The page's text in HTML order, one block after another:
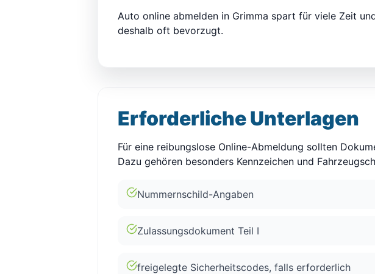
Auto online abmelden in Grimma spart für viele Zeit
deshalb oft bevorzugt.
Erforderliche Unterlagen
Für eine reibungslose Online-Abmeldung sollten
Dazu gehören besonders Kennzeichen und
Nummernschild-Angaben
Zulassungsdokument Teil I
freigelegte Sicherheitscodes, falls erforderlich